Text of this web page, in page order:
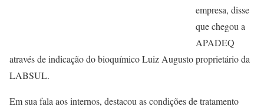
empresa, disse
que chegou a
APADEQ
através de indicação do bioquímico Luiz Augusto proprietário da
LABSUL.
Em sua fala aos internos, destacou as condições de tratamento